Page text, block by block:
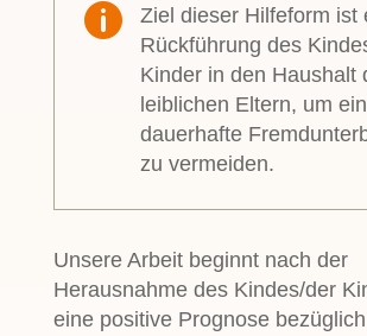

Ziel dieser Hilfeform ist
Rückführung des
Kinder in den Haushalt
leiblichen Eltern, um
dauerhafte
zu vermeiden.
Unsere Arbeit beginnt nach der
Herausnahme des Kindes/der
eine positive Prognose